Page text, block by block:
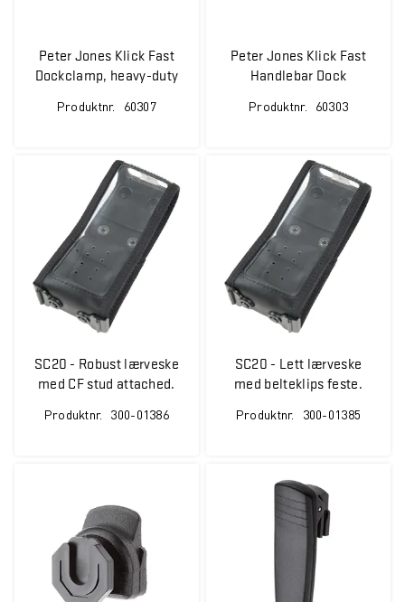
Peter Jones Klick Fast
Dockclamp, heavy-duty
Produktnr. 60307
Peter Jones Klick Fast
Handlebar Dock
Produktnr. 60303
SC20 - Robust lærveske
med CF stud attached.
Produktnr. 300-01386
SC20 - Lett lærveske
med belteklips feste.
Produktnr. 300-01385